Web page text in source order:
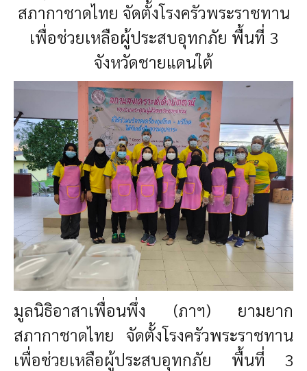
สภากาชาดไทย จัดตั้งโรงครัวพระราชทาน
เพื่อช่วยเหลือผู้ประสบอุทกภัย พื้นที่ 3
จังหวัดชายแดนใต้
มูลนิธิอาสาเพื่อนพึ่ง (ภาฯ) ยามยาก
สภากาชาดไทย จัดตั้งโรงครัวพระราชทาน
เพื่อช่วยเหลือผู้ประสบอุทกภัย พื้นที่ 3